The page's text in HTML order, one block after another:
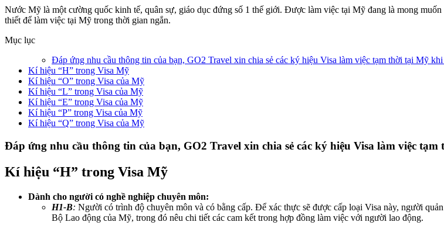
Nước Mỹ là một cường quốc kinh tế, quân sự, giáo dục đứng số 1 thế giới. Được làm việc tại Mỹ đang là mong
thiết để làm việc tại Mỹ trong thời gian ngắn.
Mục lục
Đáp ứng nhu cầu thông tin của bạn, GO2 Travel xin chia sẻ các ký hiệu Visa làm việc tạm thời tại Mỹ
Kí hiệu “H” trong Visa Mỹ
Kí hiệu “O” trong Visa của Mỹ
Kí hiệu “L” trong Visa của Mỹ
Kí hiệu “E” trong Visa của Mỹ
Kí hiệu “P” trong Visa của Mỹ
Kí hiệu “Q” trong Visa của Mỹ
Đáp ứng nhu cầu thông tin của bạn, GO2 Travel xin chia sẻ các ký hiệu Visa làm việc
Kí hiệu “H” trong Visa Mỹ
Dành cho người có nghề nghiệp chuyên môn:
H1-B: Người có trình độ chuyên môn và có bằng cấp. Để xác thực sẽ được cấp loại Visa này, người
Bộ Lao động của Mỹ, trong đó nêu chi tiết các cam kết trong hợp đồng làm việc với người lao động.